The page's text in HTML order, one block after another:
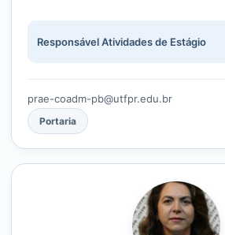
Responsável Atividades de Estágio
prae-coadm-pb@utfpr.edu.br
Portaria